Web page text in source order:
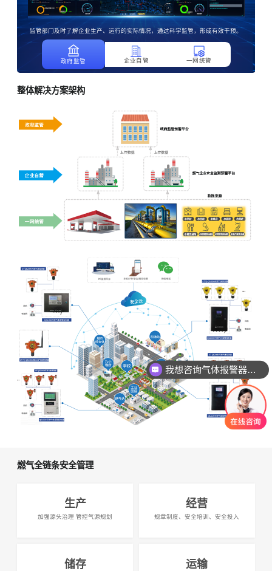
监管部门及时了解企业生产、运行的实际情况，通过科学监管，形成有效干预。
政府监管 企业自管 一网统管
整体解决方案架构
燃气全链条安全管理
生产
加强源头治理 管控气源规划
经营
规章制度、安全培训、安全投入
储存 运输
我想咨询气体报警器产品